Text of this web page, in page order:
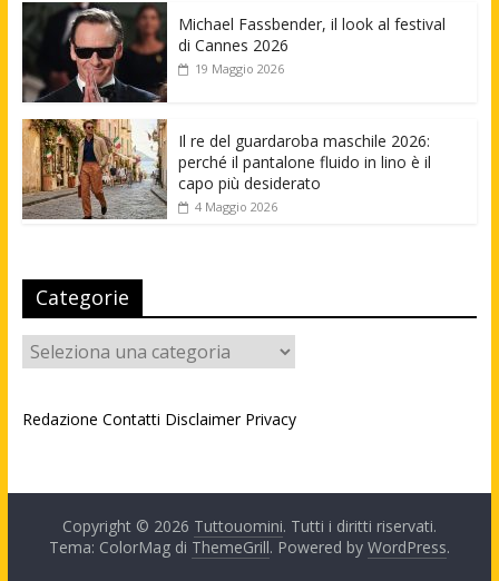
Michael Fassbender, il look al festival
di Cannes 2026
19 Maggio 2026
Il re del guardaroba maschile 2026:
perché il pantalone fluido in lino è il
capo più desiderato
4 Maggio 2026
Categorie
Categorie
Redazione Contatti Disclaimer Privacy
Copyright © 2026 Tuttouomini. Tutti i diritti riservati.
Tema: ColorMag di ThemeGrill. Powered by WordPress.